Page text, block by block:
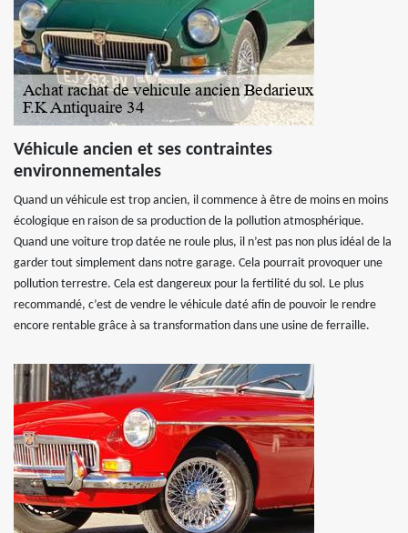
Véhicule ancien et ses contraintes
environnementales
Quand un véhicule est trop ancien, il commence à être de moins en moins
écologique en raison de sa production de la pollution atmosphérique.
Quand une voiture trop datée ne roule plus, il n’est pas non plus idéal de la
garder tout simplement dans notre garage. Cela pourrait provoquer une
pollution terrestre. Cela est dangereux pour la fertilité du sol. Le plus
recommandé, c’est de vendre le véhicule daté afin de pouvoir le rendre
encore rentable grâce à sa transformation dans une usine de ferraille.